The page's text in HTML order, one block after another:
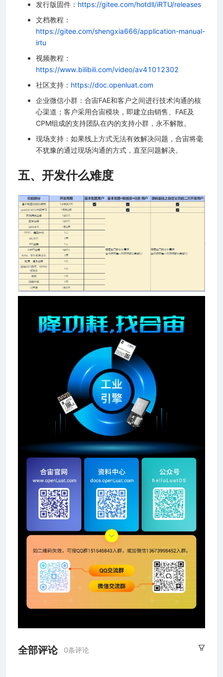
发行版固件： https://gitee.com/hotdll/iRTU/releases
文档教程：
https://gitee.com/shengxia666/application-manual-
irtu
视频教程：
https://www.bilibili.com/video/av41012302
社区支持： https://doc.openluat.com
企业微信小群：合宙FAE和客户之间进行技术沟通的核
心渠道；客户采用合宙模块，即建立由销售、FAE及
CPM组成的支持团队在内的支持小群，永不解散。
现场支持：如果线上方式无法有效解决问题，合宙将毫
不犹豫的通过现场沟通的方式，直至问题解决。
五、开发什么难度
全部评论 0条评论